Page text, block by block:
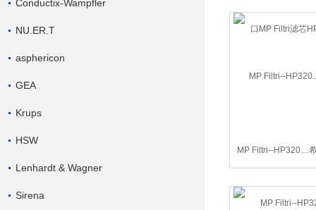
Conductix-Wampfler
NU.ER.T
asphericon
GEA
Krups
HSW
Lenhardt & Wagner
Sirena
MP Filtri--HP320....
Filtri--